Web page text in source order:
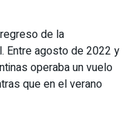
de la
Entre agosto de 2022 y
operaba un vuelo
que en el verano